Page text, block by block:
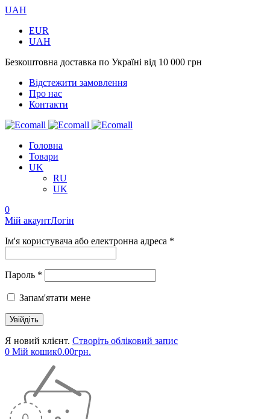
UAH
EUR
UAH
Безкоштовна доставка по Україні від 10 000 грн
Відстежити замовлення
Про нас
Контакти
Головна
Товари
UK
RU
UK
0
Мій акаунтЛогін
Ім'я користувача або електронна адреса *
Пароль *
Запам'ятати мене
Я новий клієнт. Створіть обліковий запис
0 Мій кошик0.00грн.